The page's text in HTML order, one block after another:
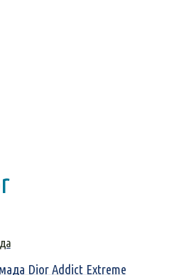
Dior Addict Extreme